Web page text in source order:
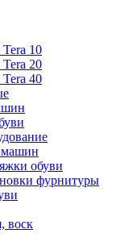
10
20
40
машин
обуви
фурнитуры
воск